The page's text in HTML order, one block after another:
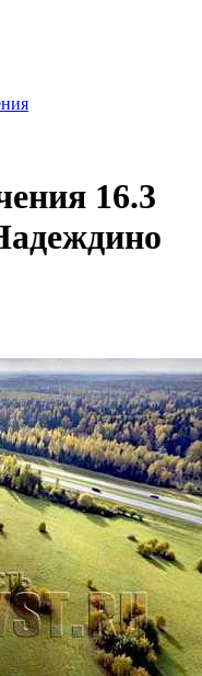
16.3